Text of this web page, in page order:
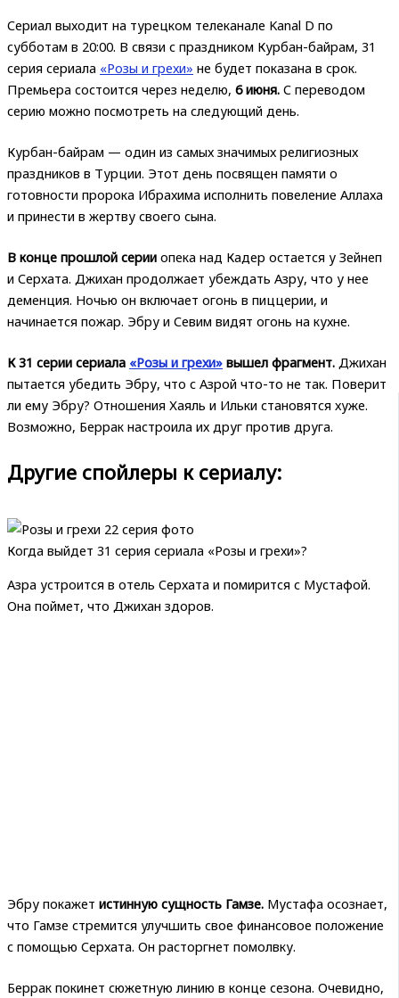
Сериал выходит на турецком телеканале Kanal D по
субботам в 20:00. В связи с праздником Курбан-байрам, 31
серия сериала «Розы и грехи» не будет показана в срок.
Премьера состоится через неделю, 6 июня. С переводом
серию можно посмотреть на следующий день.
Курбан-байрам — один из самых значимых религиозных
праздников в Турции. Этот день посвящен памяти о
готовности пророка Ибрахима исполнить повеление Аллаха
и принести в жертву своего сына.
В конце прошлой серии опека над Кадер остается у Зейнеп
и Серхата. Джихан продолжает убеждать Азру, что у нее
деменция. Ночью он включает огонь в пиццерии, и
начинается пожар. Эбру и Севим видят огонь на кухне.
К 31 серии сериала «Розы и грехи» вышел фрагмент. Джихан
пытается убедить Эбру, что с Азрой что-то не так. Поверит
ли ему Эбру? Отношения Хаяль и Ильки становятся хуже.
Возможно, Беррак настроила их друг против друга.
Другие спойлеры к сериалу:
Когда выйдет 31 серия сериала «Розы и грехи»?
Азра устроится в отель Серхата и помирится с Мустафой.
Она поймет, что Джихан здоров.
Эбру покажет истинную сущность Гамзе. Мустафа осознает,
что Гамзе стремится улучшить свое финансовое положение
с помощью Серхата. Он расторгнет помолвку.
Беррак покинет сюжетную линию в конце сезона. Очевидно,